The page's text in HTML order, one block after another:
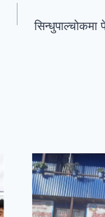
सिन्धुपाल्चोकमा